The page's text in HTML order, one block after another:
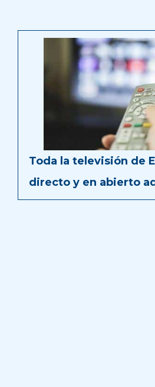
Toda la televisión de
directo y en abierto